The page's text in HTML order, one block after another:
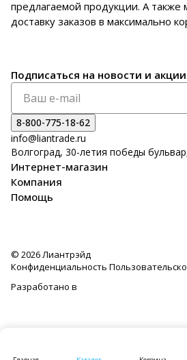
предлагаемой продукции. А также
доставку заказов в максимально
Подписаться на новости и акции
8-800-775-18-62
info@liantrade.ru
Волгоград, 30-летия победы
Интернет-магазин
Компания
Помощь
© 2026 Лиантрэйд
Конфиденциальность
Разработано в